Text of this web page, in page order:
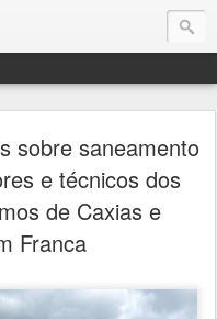
sobre saneamento
e técnicos dos
de Caxias e
Franca